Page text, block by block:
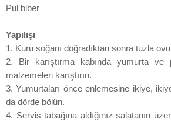
Pul biber
Yapılışı
1. Kuru soğanı doğradıktan sonra tuzla
2. Bir karıştırma kabında yumurta
malzemeleri karıştırın.
3. Yumurtaları önce enlemesine ikiye,
da dörde bölün.
4. Servis tabağına aldığınız salatanın